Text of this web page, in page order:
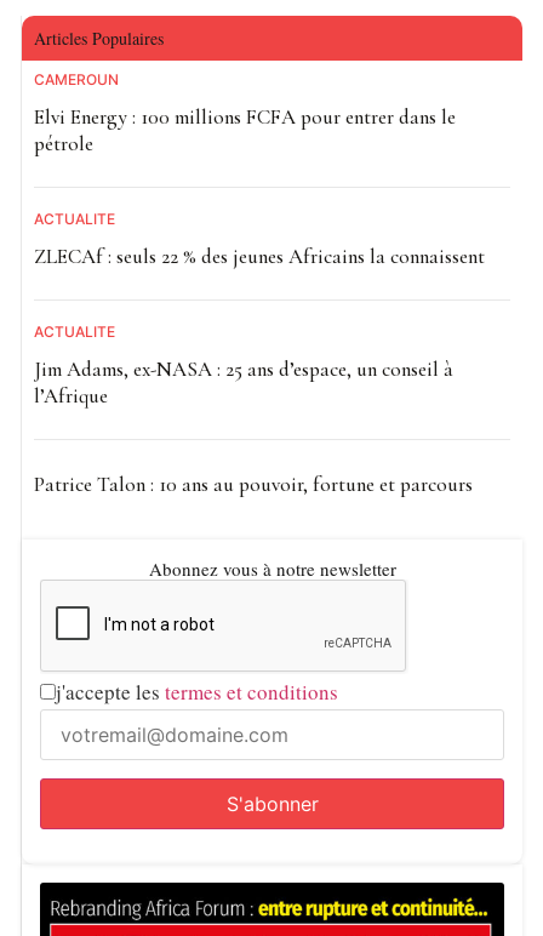
Articles Populaires
CAMEROUN
Elvi Energy : 100 millions FCFA pour entrer dans le
pétrole
ACTUALITE
ZLECAf : seuls 22 % des jeunes Africains la connaissent
ACTUALITE
Jim Adams, ex-NASA : 25 ans d’espace, un conseil à
l’Afrique
Patrice Talon : 10 ans au pouvoir, fortune et parcours
Abonnez vous à notre newsletter
j'accepte les termes et conditions